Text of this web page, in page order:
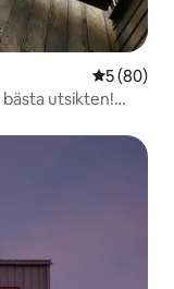
5 av 5 i
5 (80)
utsikten!